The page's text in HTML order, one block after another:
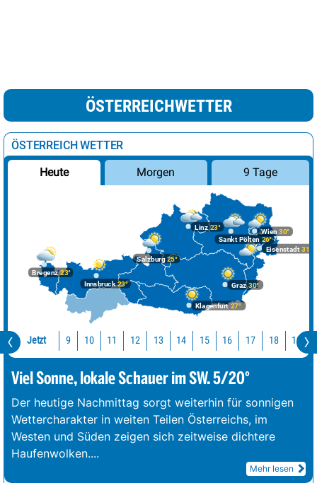
ÖSTERREICHWETTER
ÖSTERREICH WETTER
Heute Morgen 9 Tage
Bregenz23°
Graz30°
Innsbruck23°
Klagenfurt 27°
Linz23°
Salzburg25°
Wien 30°
Eisenstadt 31°
Sankt Pölten 26°
Jetzt 9 10 11 12 13 14 15 16 17 18 19
Viel Sonne, lokale Schauer im SW. 5/20°
Der heutige Nachmittag sorgt weiterhin für sonnigen
Wettercharakter in weiten Teilen Österreichs, im
Westen und Süden zeigen sich zeitweise dichtere
Haufenwolken....
Mehr lesen